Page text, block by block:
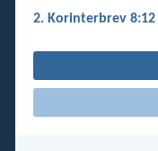
2. Korinterbrev 8:12